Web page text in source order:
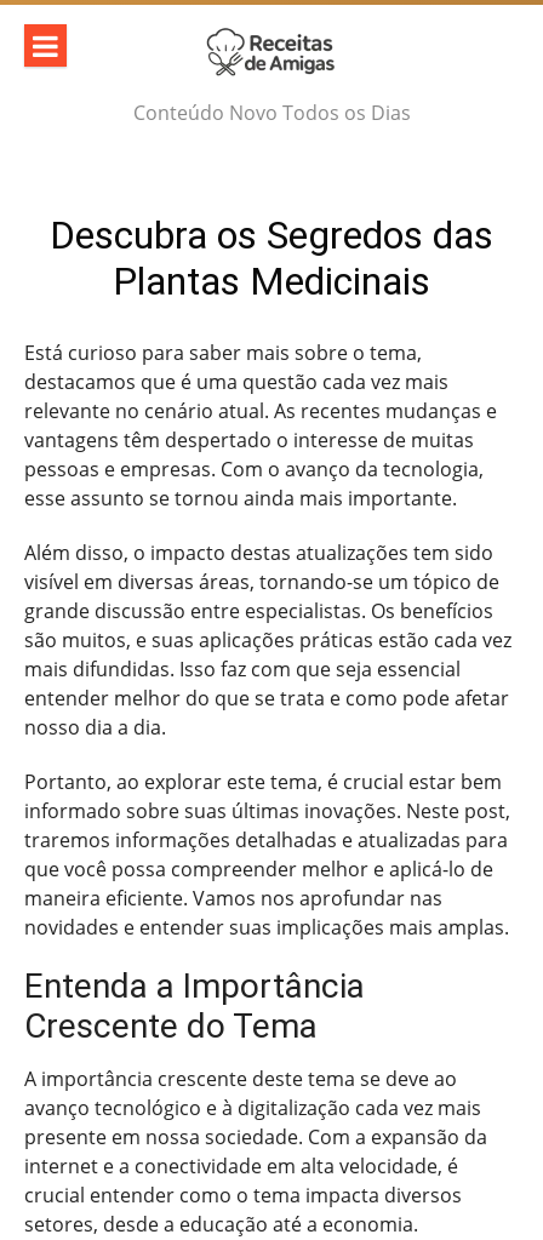
Skip
content
Conteúdo Novo Todos os Dias
Descubra os Segredos das
Plantas Medicinais
Está curioso para saber mais sobre o tema,
destacamos que é uma questão cada vez mais
relevante no cenário atual. As recentes mudanças e
vantagens têm despertado o interesse de muitas
pessoas e empresas. Com o avanço da tecnologia,
esse assunto se tornou ainda mais importante.
Além disso, o impacto destas atualizações tem sido
visível em diversas áreas, tornando-se um tópico de
grande discussão entre especialistas. Os benefícios
são muitos, e suas aplicações práticas estão cada vez
mais difundidas. Isso faz com que seja essencial
entender melhor do que se trata e como pode afetar
nosso dia a dia.
Portanto, ao explorar este tema, é crucial estar bem
informado sobre suas últimas inovações. Neste post,
traremos informações detalhadas e atualizadas para
que você possa compreender melhor e aplicá-lo de
maneira eficiente. Vamos nos aprofundar nas
novidades e entender suas implicações mais amplas.
Entenda a Importância
Crescente do Tema
A importância crescente deste tema se deve ao
avanço tecnológico e à digitalização cada vez mais
presente em nossa sociedade. Com a expansão da
internet e a conectividade em alta velocidade, é
crucial entender como o tema impacta diversos
setores, desde a educação até a economia.